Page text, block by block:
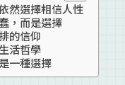
然選擇相信人性
，而是選擇
的信仰
活哲學
一種選擇